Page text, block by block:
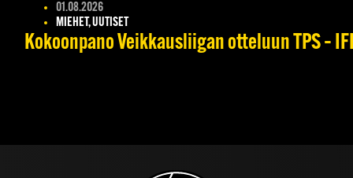
01.08.2026
MIEHET, UUTISET
Kokoonpano Veikkausliigan otteluun TPS –